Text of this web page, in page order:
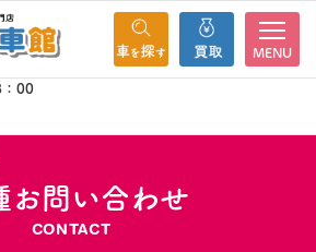
MENU
00
お問い合わせ
CONTACT